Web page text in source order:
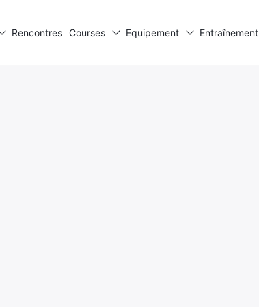
Rencontres Courses Equipement Entraînement